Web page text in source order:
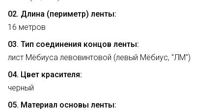
02. Длина (периметр) ленты:
16 метров
03. Тип соединения концов ленты:
лист Мёбиуса левовинтовой (левый Мёбиус, "ЛМ")
04. Цвет красителя:
черный
05. Материал основы ленты: